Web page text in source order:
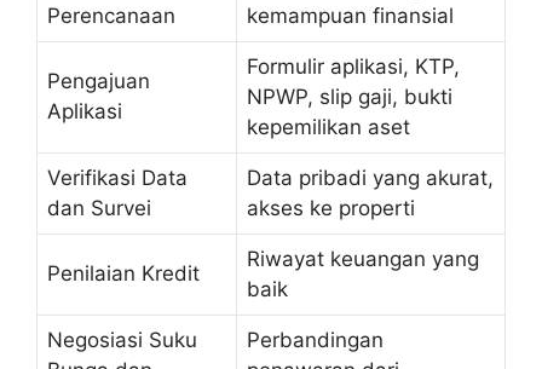
Perencanaan
kemampuan finansial
Pengajuan
Aplikasi
Formulir aplikasi, KTP,
NPWP, slip gaji, bukti
kepemilikan aset
Verifikasi Data
dan Survei
Data pribadi yang akurat,
akses ke properti
Penilaian Kredit
Riwayat keuangan yang
baik
Negosiasi Suku
Perbandingan